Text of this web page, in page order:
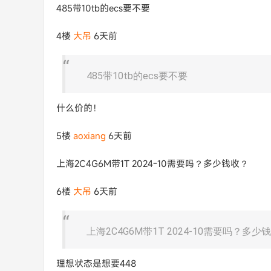
485带10tb的ecs要不要
4楼 大吊 6天前
485带10tb的ecs要不要
什么价的！
5楼 aoxiang 6天前
上海2C4G6M带1T 2024-10需要吗？多少钱收？
6楼 大吊 6天前
上海2C4G6M带1T 2024-10需要吗？多少
理想状态是想要448